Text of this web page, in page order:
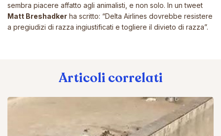
sembra piacere affatto agli animalisti, e non solo. In un tweet
Matt Breshadker ha scritto: “Delta Airlines dovrebbe resistere
a pregiudizi di razza ingiustificati e togliere il divieto di razza”.
Articoli correlati